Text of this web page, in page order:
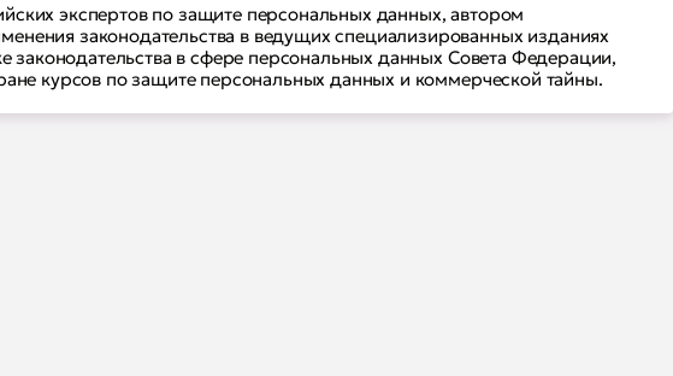
экспертов по защите персональных данных, автором
законодательства в ведущих специализированных изданиях
законодательства в сфере персональных данных Совета Федерации,
курсов по защите персональных данных и коммерческой тайны.